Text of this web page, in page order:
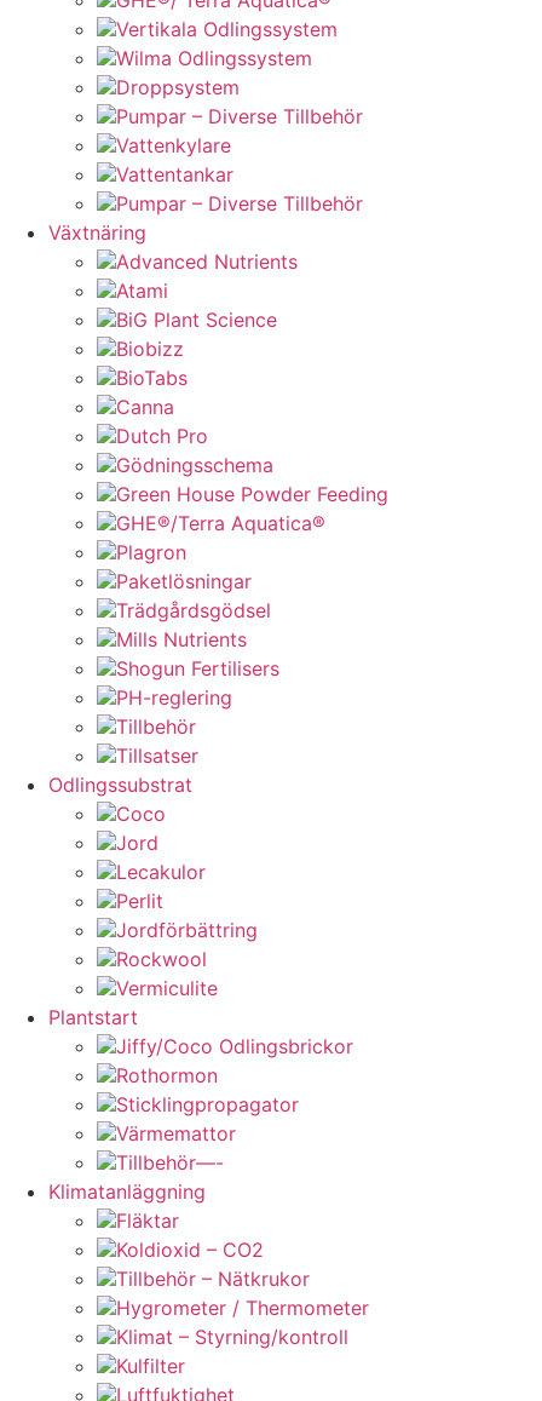
Vertikala Odlingssystem
Wilma Odlingssystem
Droppsystem
Pumpar – Diverse Tillbehör
Vattenkylare
Vattentankar
Pumpar – Diverse Tillbehör
Växtnäring
Advanced Nutrients
Atami
BiG Plant Science
Biobizz
BioTabs
Canna
Dutch Pro
Gödningsschema
Green House Powder Feeding
GHE®/Terra Aquatica®
Plagron
Paketlösningar
Trädgårdsgödsel
Mills Nutrients
Shogun Fertilisers
PH-reglering
Tillbehör
Tillsatser
Odlingssubstrat
Coco
Jord
Lecakulor
Perlit
Jordförbättring
Rockwool
Vermiculite
Plantstart
Jiffy/Coco Odlingsbrickor
Rothormon
Sticklingpropagator
Värmemattor
Tillbehör—-
Klimatanläggning
Fläktar
Koldioxid – CO2
Tillbehör – Nätkrukor
Hygrometer / Thermometer
Klimat – Styrning/kontroll
Kulfilter
Luftfuktighet